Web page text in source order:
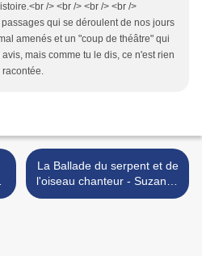
/> <br /> <br /> <br />
qui se déroulent de nos jours
amenés et un "coup de théâtre" qui
mais comme tu le dis, ce n'est rien
racontée.
La Ballade du serpent et de
l'oiseau chanteur - Suzanne
Collins >